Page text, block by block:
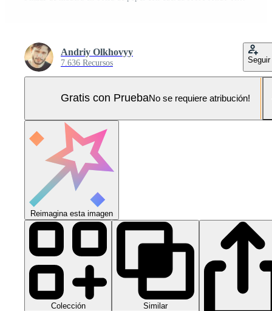
Andriy Olkhovyy
7.636 Recursos Seguir
Gratis con PruebaNo se requiere atribución!
Reimagina esta imagen
Colección Similar